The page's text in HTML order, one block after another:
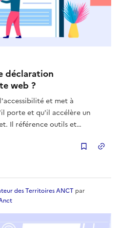
déclaration
web ?
et met à
porte et qu'il accélère un
Il référence outils et
un outil qui permet de
des Territoires ANCT par